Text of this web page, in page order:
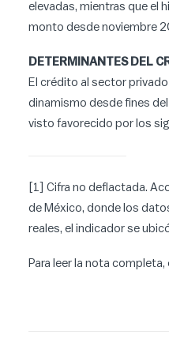
elevadas, mientras que el
monto desde noviembre
DETERMINANTES DEL
El crédito al sector
dinamismo desde fines
visto favorecido por los
[1]
Cifra no deflactada.
de México, donde los
reales, el indicador se
Para leer la nota completa,